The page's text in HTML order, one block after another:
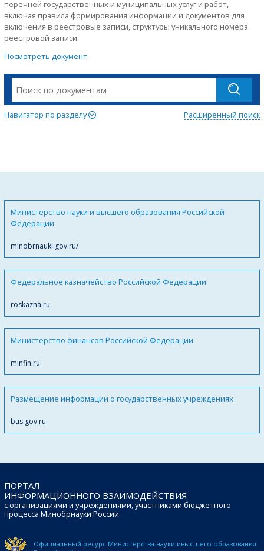
перечней государственных и муниципальных услуг и работ,
включая правила формирования информации и документов для
включения в реестровые записи, структуры уникального номера
реестровой записи.
Посмотреть документ
Навигатор по разделу Расширенный поиск
Министерство науки и высшего образования Российской
Федерации
minobrnauki.gov.ru/
Федеральное казначейство Российской Федерации
roskazna.ru
Министерство финансов Российской Федерации
minfin.ru
Размещение информации о государственных учреждениях
bus.gov.ru
ПОРТАЛ
ИНФОРМАЦИОННОГО ВЗАИМОДЕЙСТВИЯ
с организациями и учреждениями, участниками бюджетного
процесса Минобрнауки России
Официальный ресурс Министерства науки ивысшего образования